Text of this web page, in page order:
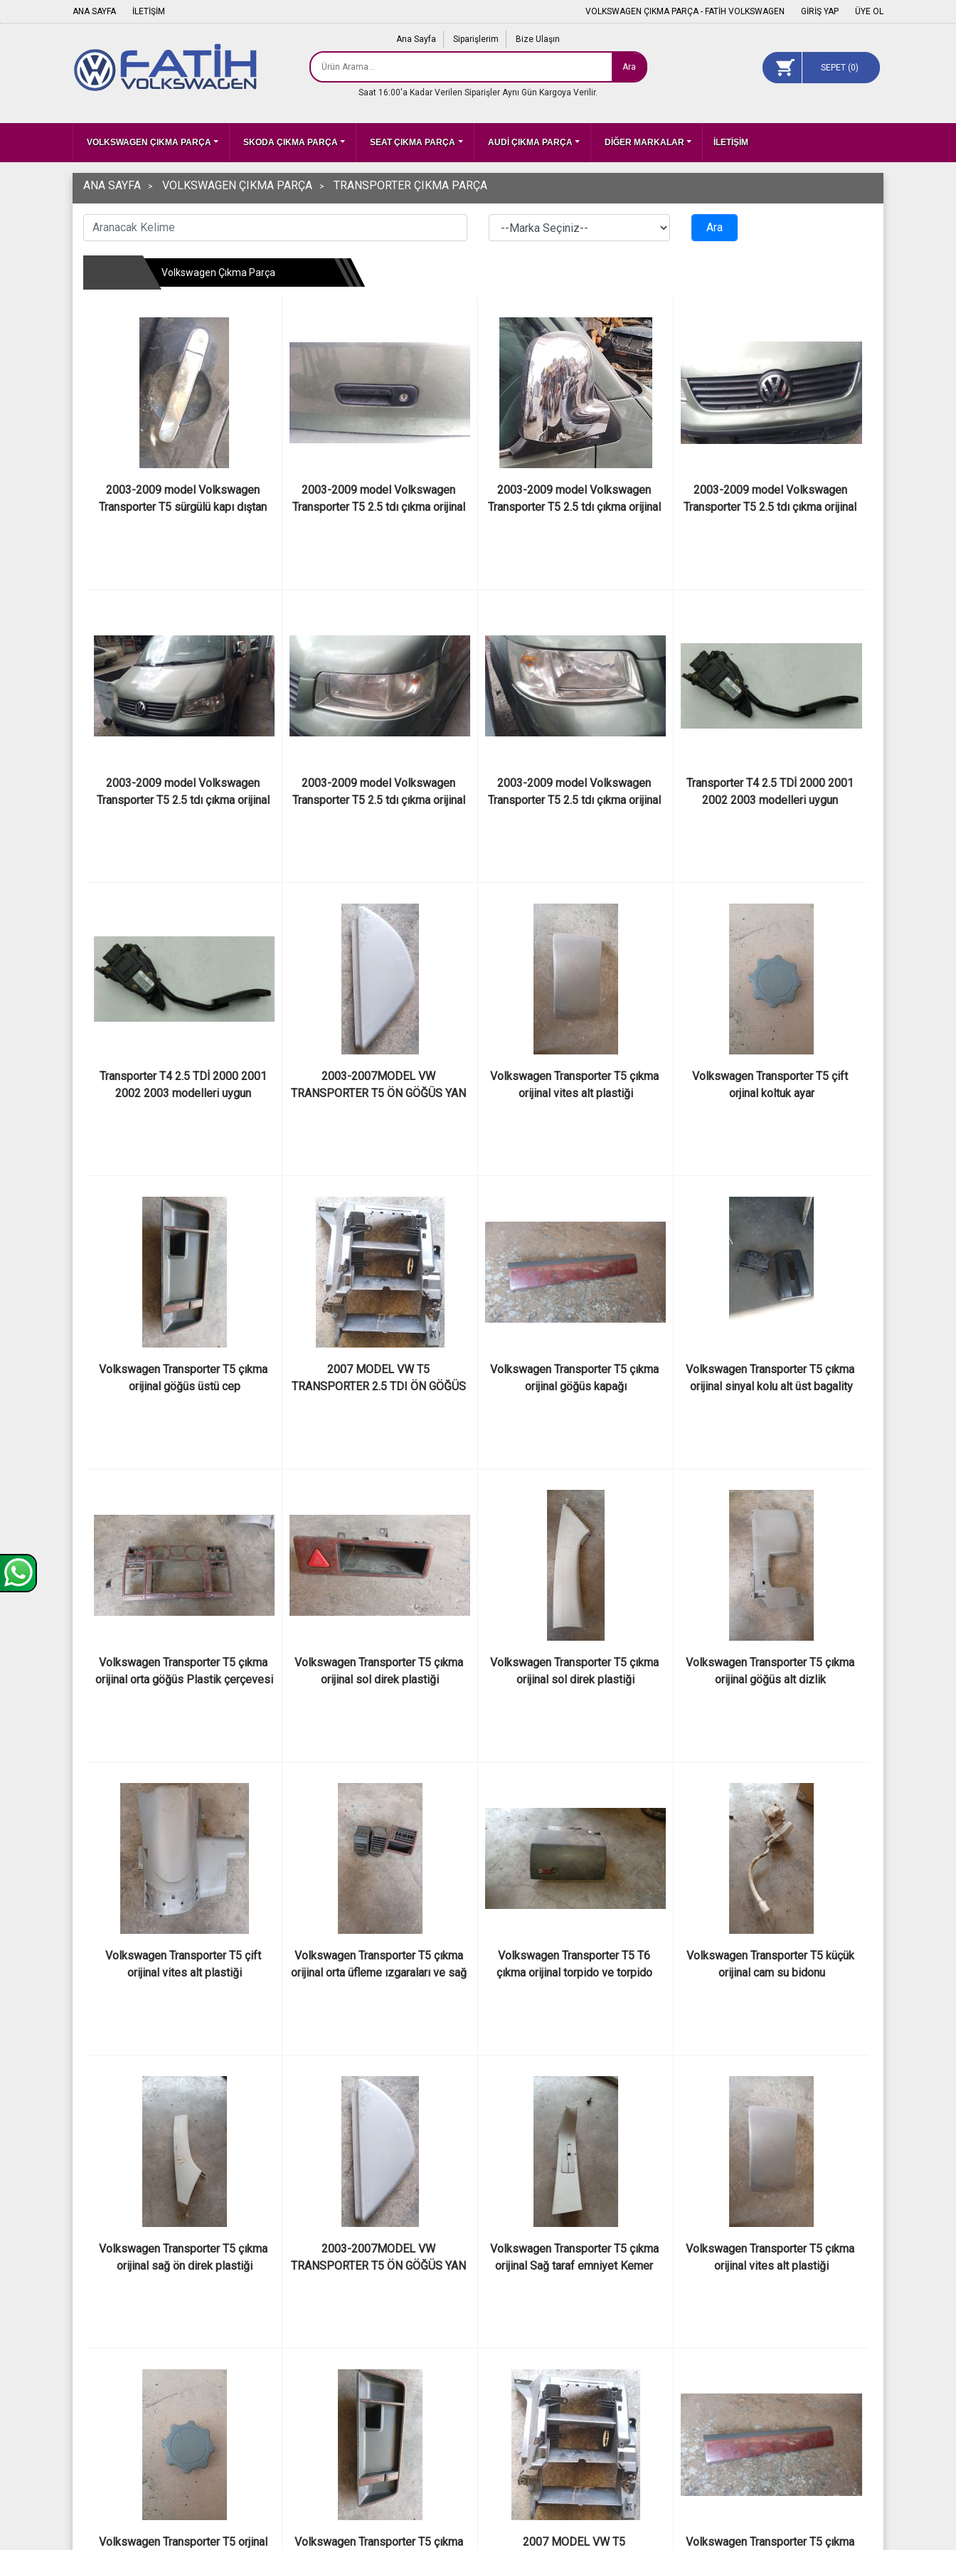
ANA SAYFA İLETİŞİM VOLKSWAGEN ÇIKMA PARÇA - FATİH VOLKSWAGEN GİRİŞ YAP ÜYE OL
Ana Sayfa Siparişlerim Bize Ulaşın
Ara
Saat 16:00'a Kadar Verilen Siparişler Aynı Gün Kargoya Verilir.
SEPET (0)
VOLKSWAGEN ÇIKMA PARÇA SKODA ÇIKMA PARÇA SEAT ÇIKMA PARÇA AUDİ ÇIKMA PARÇA DİĞER MARKALAR İLETİŞİM
ANA SAYFA VOLKSWAGEN ÇIKMA PARÇA TRANSPORTER ÇIKMA PARÇA
Volkswagen Çıkma Parça
2003-2009 model Volkswagen
Transporter T5 sürgülü kapı dıştan
2003-2009 model Volkswagen
Transporter T5 2.5 tdı çıkma orijinal
2003-2009 model Volkswagen
Transporter T5 2.5 tdı çıkma orijinal
2003-2009 model Volkswagen
Transporter T5 2.5 tdı çıkma orijinal
2003-2009 model Volkswagen
Transporter T5 2.5 tdı çıkma orijinal
2003-2009 model Volkswagen
Transporter T5 2.5 tdı çıkma orijinal
2003-2009 model Volkswagen
Transporter T5 2.5 tdı çıkma orijinal
Transporter T4 2.5 TDİ 2000 2001
2002 2003 modelleri uygun
Transporter T4 2.5 TDİ 2000 2001
2002 2003 modelleri uygun
2003-2007MODEL VW
TRANSPORTER T5 ÖN GÖĞÜS YAN
Volkswagen Transporter T5 çıkma
orijinal vites alt plastiği
Volkswagen Transporter T5 çift
orjinal koltuk ayar
Volkswagen Transporter T5 çıkma
orijinal göğüs üstü cep
2007 MODEL VW T5
TRANSPORTER 2.5 TDI ÖN GÖĞÜS
Volkswagen Transporter T5 çıkma
orijinal göğüs kapağı
Volkswagen Transporter T5 çıkma
orijinal sinyal kolu alt üst bagality
Volkswagen Transporter T5 çıkma
orijinal orta göğüs Plastik çerçevesi
Volkswagen Transporter T5 çıkma
orijinal sol direk plastiği
Volkswagen Transporter T5 çıkma
orijinal sol direk plastiği
Volkswagen Transporter T5 çıkma
orijinal göğüs alt dizlik
Volkswagen Transporter T5 çift
orijinal vites alt plastiği
Volkswagen Transporter T5 çıkma
orijinal orta üfleme ızgaraları ve sağ
Volkswagen Transporter T5 T6
çıkma orijinal torpido ve torpido
Volkswagen Transporter T5 küçük
orijinal cam su bidonu
Volkswagen Transporter T5 çıkma
orijinal sağ ön direk plastiği
2003-2007MODEL VW
TRANSPORTER T5 ÖN GÖĞÜS YAN
Volkswagen Transporter T5 çıkma
orijinal Sağ taraf emniyet Kemer
Volkswagen Transporter T5 çıkma
orijinal vites alt plastiği
Volkswagen Transporter T5 orjinal Volkswagen Transporter T5 çıkma 2007 MODEL VW T5 Volkswagen Transporter T5 çıkma